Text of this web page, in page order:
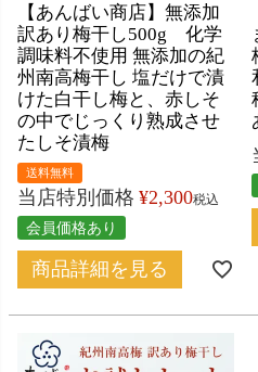
【あんばい商店】無添加
訳あり梅干し500g 化学
調味料不使用 無添加の紀
州南高梅干し 塩だけで漬
けた白干し梅と、赤しそ
の中でじっくり熟成させ
たしそ漬梅
送料無料
当店特別価格 ¥2,300税込
会員価格あり
商品詳細を見る